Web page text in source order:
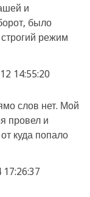
и
было
режим
14:55:20
слов нет. Мой
провел и
куда попало